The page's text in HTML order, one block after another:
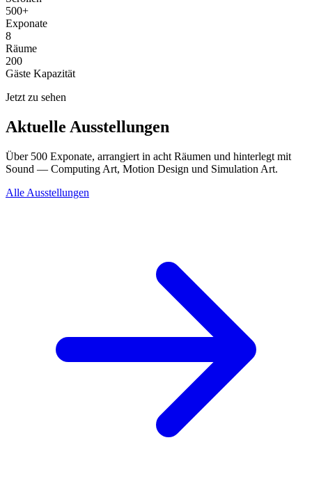
500+
Exponate
8
Räume
200
Gäste Kapazität
Jetzt zu sehen
Aktuelle Ausstellungen
Über 500 Exponate, arrangiert in acht Räumen und hinterlegt mit
Sound — Computing Art, Motion Design und Simulation Art.
Alle Ausstellungen